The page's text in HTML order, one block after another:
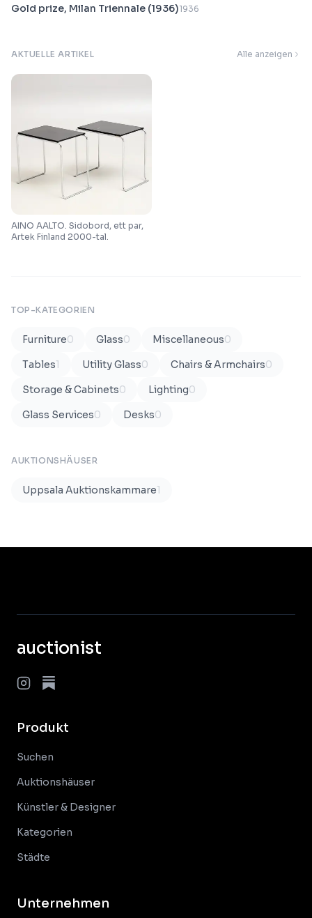
Gold prize, Milan Triennale (1936)1936
AKTUELLE ARTIKEL Alle anzeigen
AINO AALTO. Sidobord, ett par,
Artek Finland 2000-tal.
TOP-KATEGORIEN
Furniture0 Glass0 Miscellaneous0
Tables1 Utility Glass0 Chairs & Armchairs0
Storage & Cabinets0 Lighting0
Glass Services0 Desks0
AUKTIONSHÄUSER
Uppsala Auktionskammare1
auctionist
Produkt
Suchen
Auktionshäuser
Künstler & Designer
Kategorien
Städte
Unternehmen